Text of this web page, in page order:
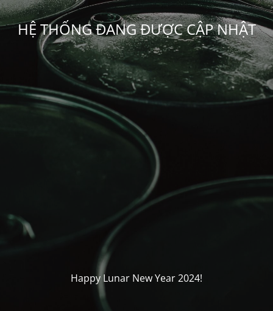
HỆ THỐNG ĐANG ĐƯỢC CẬP NHẬT
Happy Lunar New Year 2024!